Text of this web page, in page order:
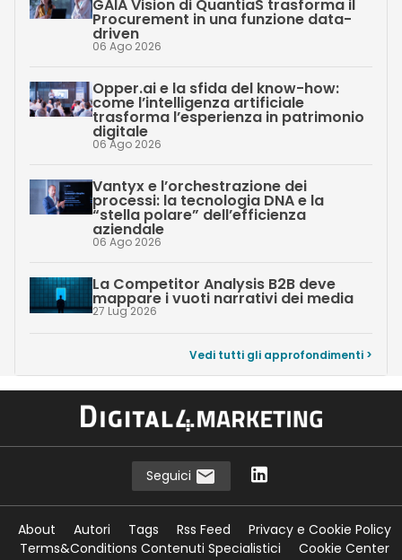
GAIA Vision di QuantiaS trasforma il
Procurement in una funzione data-
driven
06 Ago 2026
Opper.ai e la sfida del know-how:
come l’intelligenza artificiale
trasforma l’esperienza in patrimonio
digitale
06 Ago 2026
Vantyx e l’orchestrazione dei
processi: la tecnologia DNA e la
“stella polare” dell’efficienza
aziendale
06 Ago 2026
La Competitor Analysis B2B deve
mappare i vuoti narrativi dei media
27 Lug 2026
Vedi tutti gli approfondimenti >
Seguici
About Autori Tags Rss Feed
Privacy e Cookie Policy
Terms&Conditions Contenuti Specialistici
Cookie Center